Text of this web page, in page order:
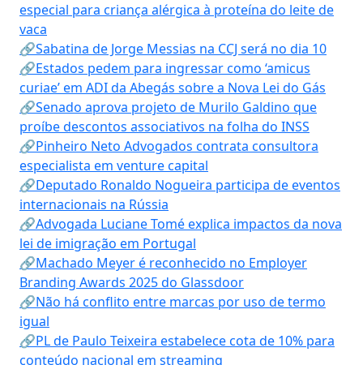
especial para criança alérgica à proteína do leite de
vaca
🔗Sabatina de Jorge Messias na CCJ será no dia 10
🔗Estados pedem para ingressar como ‘amicus
curiae’ em ADI da Abegás sobre a Nova Lei do Gás
🔗Senado aprova projeto de Murilo Galdino que
proíbe descontos associativos na folha do INSS
🔗Pinheiro Neto Advogados contrata consultora
especialista em venture capital
🔗Deputado Ronaldo Nogueira participa de eventos
internacionais na Rússia
🔗Advogada Luciane Tomé explica impactos da nova
lei de imigração em Portugal
🔗Machado Meyer é reconhecido no Employer
Branding Awards 2025 do Glassdoor
🔗Não há conflito entre marcas por uso de termo
igual
🔗PL de Paulo Teixeira estabelece cota de 10% para
conteúdo nacional em streaming